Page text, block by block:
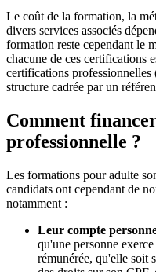
Le coût de la formation, la
divers services associés
formation reste cependant le
chacune de ces certifications
certifications
structure cadrée par un
Comment
professionnelle ?
Les formations pour adulte
candidats ont cependant de
notamment :
Leur compte
qu'une personne
rémunérée, qu'elle soit